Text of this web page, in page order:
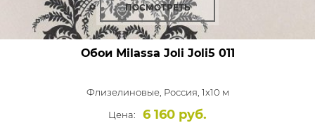
ПОСМОТРЕТЬ
Обои Milassa Joli Joli5 011
Флизелиновые, Россия, 1x10 м
Цена:
6 160 руб.